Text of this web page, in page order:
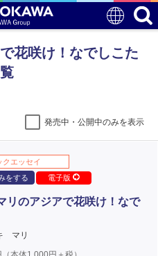
花咲け！なでしこた
発売中・公開中のみを表示
クエッセイ
をする
電子版
リのアジアで花咲け！なで
マリ